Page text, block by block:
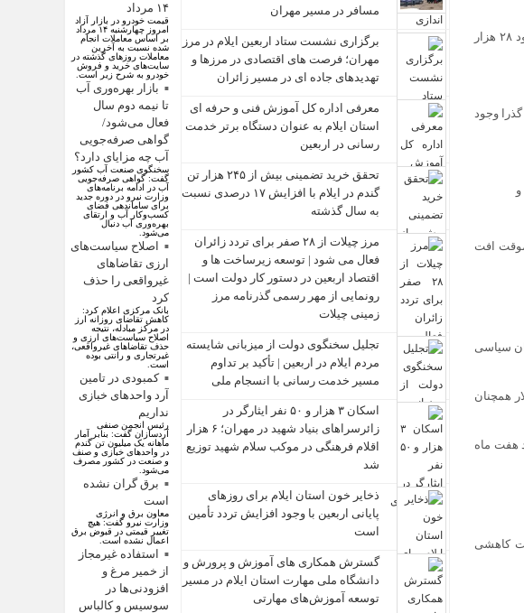
میلاد صادقی، کارشناس اقتصادی در این مورد گفت: اکنون نرخ تعادلی دلار حدودا ۲۷ هزارتومان و ارزش اقتصادی دلار نیز حدود ۲۸ هزار
وجود
موقت افت
سیاسی
همچنان
هفت ماه
کاهشی
مسافر در مسیر مهران
برگزاری نشست ستاد اربعین ایلام در مرز
مهران؛ فرصت‌ های اقتصادی در مرزها و
تهدیدهای جاده‌ ای در مسیر زائران
معرفی اداره کل آموزش فنی و حرفه‌ ای
استان ایلام به‌ عنوان دستگاه برتر خدمت‌
رسانی در اربعین
تحقق خرید تضمینی بیش از ۲۴۵ هزار تن
گندم در ایلام با افزایش ۱۷ درصدی نسبت
به سال گذشته
مرز چیلات از ۲۸ صفر برای تردد زائران
فعال می‌ شود | توسعه زیرساخت‌ ها و
اقتصاد اربعین در دستور کار دولت است |
رونمایی از مهر رسمی گذرنامه مرز
زمینی چیلات
تجلیل سخنگوی دولت از میزبانی شایسته
مردم ایلام در اربعین | تأکید بر تداوم
مسیر خدمت‌ رسانی با انسجام ملی
اسکان ۳ هزار و ۵۰ نفر ایثارگر در
زائرسراهای بنیاد شهید در مهران؛ ۶ هزار
اقلام فرهنگی در موکب سلام شهید توزیع
شد
ذخایر خون استان ایلام برای روزهای
پایانی اربعین با وجود افزایش تردد تأمین
است
گسترش همکاری‌ های آموزش و پرورش و
دانشگاه ملی مهارت استان ایلام در مسیر
توسعه آموزش‌های مهارتی
۱۴ مرداد
قیمت خودرو در بازار آزاد
امروز چهارشنبه ۱۴ مرداد
بر اساس معاملات انجام
شده نسبت به آخرین
معاملات روز‌های گذشته در
سایت‌های خرید و فروش
خودرو به شرح زیر است.
بازار بهره‌وری آب
تا نیمه دوم سال
فعال می‌شود/
گواهی صرفه‌جویی
آب چه مزایای دارد؟
سخنگوی صنعت آب کشور
گفت: گواهی صرفه‌جویی
آب در ادامه برنامه‌های
وزارت نیرو در دوره جدید
برای ساماندهی فضای
کسب‌وکار آب و ارتقای
بهره‌وری آب دنبال
می‌شود.
اصلاح سیاست‌های
ارزی تقاضاهای
غیرواقعی را حذف
کرد
بانک مرکزی اعلام کرد:
کاهش تقاضای روزانه ارز
در مرکز مبادله، نتیجه
اصلاح سیاست‌های ارزی و
حذف تقاضا‌های غیرواقعی،
غیرتجاری و رانتی بوده
است.
کمبودی در تامین
آرد واحد‌های خبازی
نداریم
رئیس انجمن صنفی
آردسازان گفت: بنابر آمار
ماهانه یک میلیون تن گندم
در واحد‌های خبازی و صنف
و صنعت در کشور مصرف
می‌شود.
برق گران نشده
است
معاون برق و انرژی
وزارت نیرو گفت: هیچ
تغییر قیمتی در قبوض برق
اعمال نشده است.
استفاده غیرمجاز
از خمیر مرغ و
افزودنی‌ها در
سوسیس و کالباس